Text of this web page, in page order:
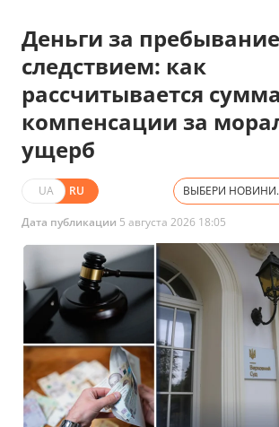
Деньги за
следствием: как
рассчитывается сумма
компенсации за
ущерб
UA RU ВЫБЕРИ
Дата публикации 5 августа 2026 18:05